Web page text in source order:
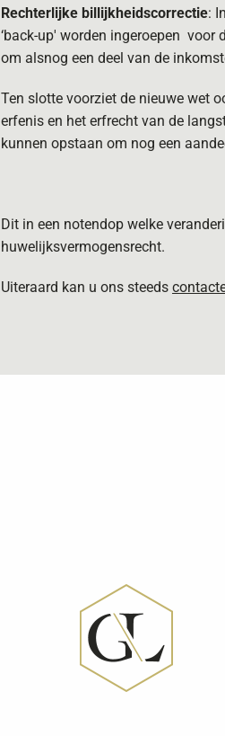
Rechterlijke billijkheidscorrectie:
‘back-up' worden ingeroepen voor
om alsnog een deel van de
Ten slotte voorziet de nieuwe wet
erfenis en het erfrecht van de
kunnen opstaan om nog een
Dit in een notendop welke
huwelijksvermogensrecht.
Uiteraard kan u ons steeds